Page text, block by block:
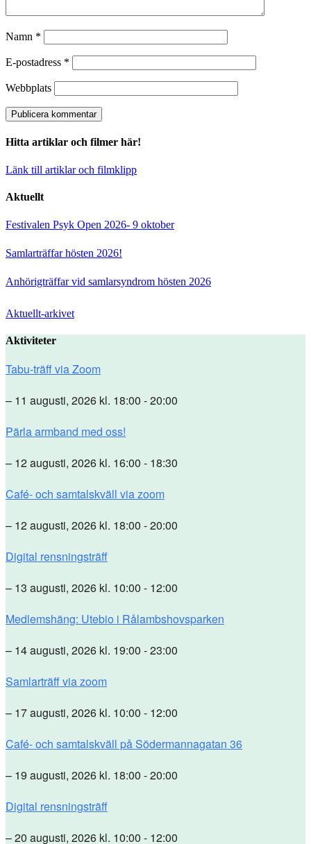
Namn *
E-postadress *
Webbplats
Hitta artiklar och filmer här!
Länk till artiklar och filmklipp
Aktuellt
Festivalen Psyk Open 2026- 9 oktober
Samlarträffar hösten 2026!
Anhörigträffar vid samlarsyndrom hösten 2026
Aktuellt-arkivet
Aktiviteter
Tabu-träff via Zoom
– 11 augusti, 2026 kl. 18:00 - 20:00
Pärla armband med oss!
– 12 augusti, 2026 kl. 16:00 - 18:30
Café- och samtalskväll via zoom
– 12 augusti, 2026 kl. 18:00 - 20:00
Digital rensningsträff
– 13 augusti, 2026 kl. 10:00 - 12:00
Medlemshäng: Utebio i Rålambshovsparken
– 14 augusti, 2026 kl. 19:00 - 23:00
Samlarträff via zoom
– 17 augusti, 2026 kl. 10:00 - 12:00
Café- och samtalskväll på Södermannagatan 36
– 19 augusti, 2026 kl. 18:00 - 20:00
Digital rensningsträff
– 20 augusti, 2026 kl. 10:00 - 12:00